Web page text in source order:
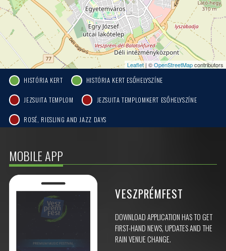
Leaflet| ©OpenStreetMapcontributors
HISTÓRIA KERT HISTÓRIA KERT ESŐHELYSZÍNE
JEZSUITA TEMPLOM JEZSUITA TEMPLOMKERT ESŐHELYSZÍNE
ROSÉ, RIESLING AND JAZZ DAYS
MOBILE APP
VESZPRÉMFEST
DOWNLOAD APPLICATION HAS TO GET
FIRST-HAND NEWS, UPDATES AND THE
RAIN VENUE CHANGE.